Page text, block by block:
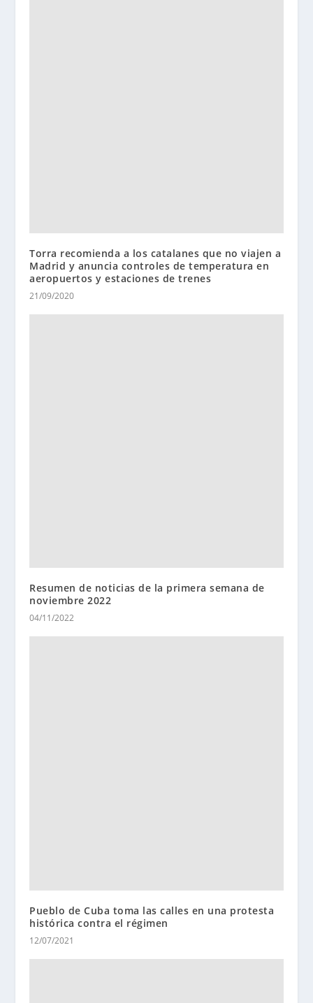
Torra recomienda a los catalanes que no viajen a
Madrid y anuncia controles de temperatura en
aeropuertos y estaciones de trenes
21/09/2020
Resumen de noticias de la primera semana de
noviembre 2022
04/11/2022
Pueblo de Cuba toma las calles en una protesta
histórica contra el régimen
12/07/2021